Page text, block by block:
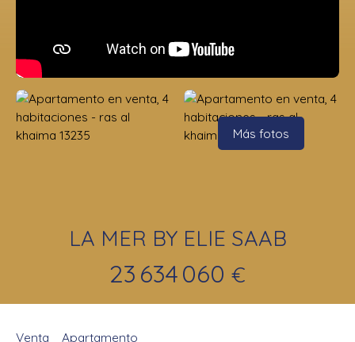
Comprar ahora Nuevas propiedades
Estimación
Más fotos
LA MER BY ELIE SAAB
23 634 060 €
Venta
Apartamento